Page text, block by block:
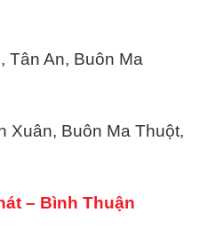
Tân An, Buôn Ma
Xuân, Buôn Ma Thuột,
– Bình Thuận